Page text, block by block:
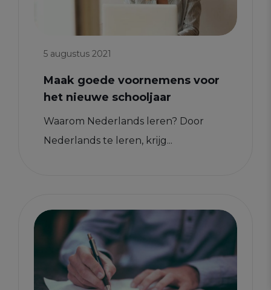
5 augustus 2021
Maak goede voornemens voor
het nieuwe schooljaar
Waarom Nederlands leren? Door
Nederlands te leren, krijg...